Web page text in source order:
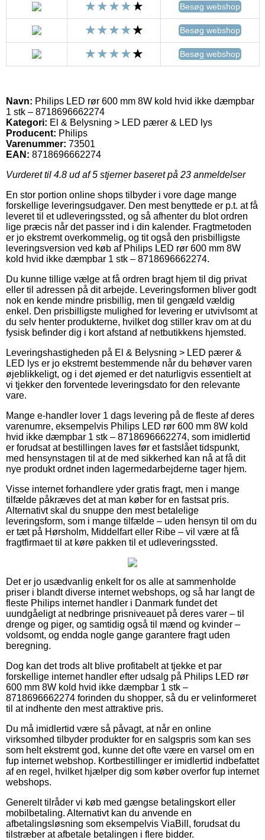
Besøg webshop
Besøg webshop
Besøg webshop
Navn: Philips LED rør 600 mm 8W kold hvid ikke dæmpbar
1 stk – 8718696662274
Kategori: El & Belysning > LED pærer & LED lys
Producent: Philips
Varenummer: 73501
EAN: 8718696662274
Vurderet til 4.8 ud af 5 stjerner baseret på 23 anmeldelser
En stor portion online shops tilbyder i vore dage mange
forskellige leveringsudgaver. Den mest benyttede er p.t. at få
leveret til et udleveringssted, og så afhenter du blot ordren
lige præcis når det passer ind i din kalender. Fragtmetoden
er jo ekstremt overkommelig, og tit også den prisbilligste
leveringsversion ved køb af Philips LED rør 600 mm 8W
kold hvid ikke dæmpbar 1 stk – 8718696662274.
Du kunne tillige vælge at få ordren bragt hjem til dig privat
eller til adressen på dit arbejde. Leveringsformen bliver godt
nok en kende mindre prisbillig, men til gengæld vældig
enkel. Den prisbilligste mulighed for levering er utvivlsomt at
du selv henter produkterne, hvilket dog stiller krav om at du
fysisk befinder dig i kort afstand af netbutikkens hjemsted.
Leveringshastigheden på El & Belysning > LED pærer &
LED lys er jo ekstremt bestemmende når du behøver varen
øjeblikkeligt, og i det øjemed er det naturligvis essentielt at
vi tjekker den forventede leveringsdato for den relevante
vare.
Mange e-handler lover 1 dags levering på de fleste af deres
varenumre, eksempelvis Philips LED rør 600 mm 8W kold
hvid ikke dæmpbar 1 stk – 8718696662274, som imidlertid
er forudsat at bestillingen laves før et fastslået tidspunkt,
med hensynstagen til at de med sikkerhed kan nå at få dit
nye produkt ordnet inden lagermedarbejderne tager hjem.
Visse internet forhandlere yder gratis fragt, men i mange
tilfælde påkræves det at man køber for en fastsat pris.
Alternativt skal du snuppe den mest betalelige
leveringsform, som i mange tilfælde – uden hensyn til om du
er tæt på Hørsholm, Middelfart eller Ribe – vil være at få
fragtfirmaet til at køre pakken til et udleveringssted.
Det er jo usædvanlig enkelt for os alle at sammenholde
priser i blandt diverse internet webshops, og så har langt de
fleste Philips internet handler i Danmark fundet det
uundgåeligt at nedbringe prisniveauet på deres varer – til
drenge og piger, og samtidig også til mænd og kvinder –
voldsomt, og endda nogle gange garantere fragt uden
beregning.
Dog kan det trods alt blive profitabelt at tjekke et par
forskellige internet handler efter udsalg på Philips LED rør
600 mm 8W kold hvid ikke dæmpbar 1 stk –
8718696662274 forinden du shopper, så du er velinformeret
til at indhente den mest attraktive pris.
Du må imidlertid være så påvagt, at når en online
virksomhed tilbyder produkter for en salgspris som kan ses
som helt ekstremt god, kunne det ofte være en varsel om en
fup internet webshop. Kortbestillinger er imidlertid indbefattet
af en regel, hvilket hjælper dig som køber overfor fup internet
webshops.
Generelt tilråder vi køb med gængse betalingskort eller
mobilbetaling. Alternativt kan du anvende en
afbetalingsløsning som eksempelvis ViaBill, forudsat du
tilstræber at afbetale betalingen i flere bidder.